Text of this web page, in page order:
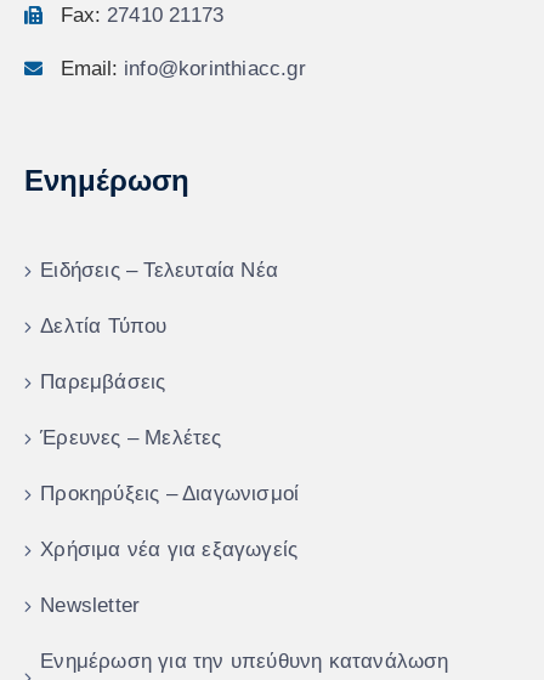
Fax: 27410 21173
Email: info@korinthiacc.gr
Ενημέρωση
Ειδήσεις – Τελευταία Νέα
Δελτία Τύπου
Παρεμβάσεις
Έρευνες – Μελέτες
Προκηρύξεις – Διαγωνισμοί
Χρήσιμα νέα για εξαγωγείς
Newsletter
Ενημέρωση για την υπεύθυνη κατανάλωση